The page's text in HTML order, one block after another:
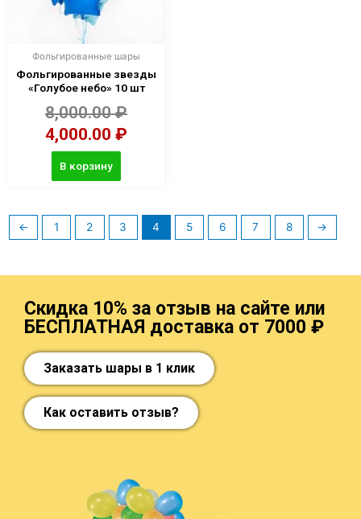
Фольгированные шары
Фольгированные звезды
«Голубое небо» 10 шт
8,000.00₽
4,000.00 ₽
В корзину
← 1 2 3 4 5 6 7 8 →
Скидка 10% за отзыв на сайте или
БЕСПЛАТНАЯ доставка от 7000 ₽
Заказать шары в 1 клик
Как оставить отзыв?